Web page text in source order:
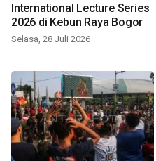
International Lecture Series
2026 di Kebun Raya Bogor
Selasa, 28 Juli 2026